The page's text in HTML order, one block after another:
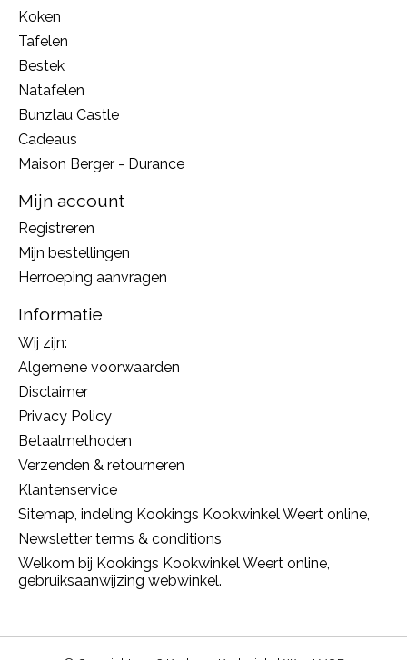
Koken
Tafelen
Bestek
Natafelen
Bunzlau Castle
Cadeaus
Maison Berger - Durance
Mijn account
Registreren
Mijn bestellingen
Herroeping aanvragen
Informatie
Wij zijn:
Algemene voorwaarden
Disclaimer
Privacy Policy
Betaalmethoden
Verzenden & retourneren
Klantenservice
Sitemap, indeling Kookings Kookwinkel Weert online,
Newsletter terms & conditions
Welkom bij Kookings Kookwinkel Weert online,
gebruiksaanwijzing webwinkel.